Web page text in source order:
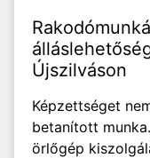
Újszilváson
Képzettséget
betanított
örlőgép